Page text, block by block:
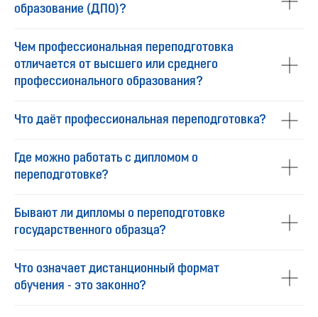
образование (ДПО)?
Чем профессиональная переподготовка
отличается от высшего или среднего
профессионального образования?
Что даёт профессиональная переподготовка?
Где можно работать с дипломом о
переподготовке?
Бывают ли дипломы о переподготовке
государственного образца?
Что означает дистанционный формат
обучения - это законно?